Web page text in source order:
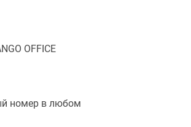
OFFICE
номер в любом
вашего